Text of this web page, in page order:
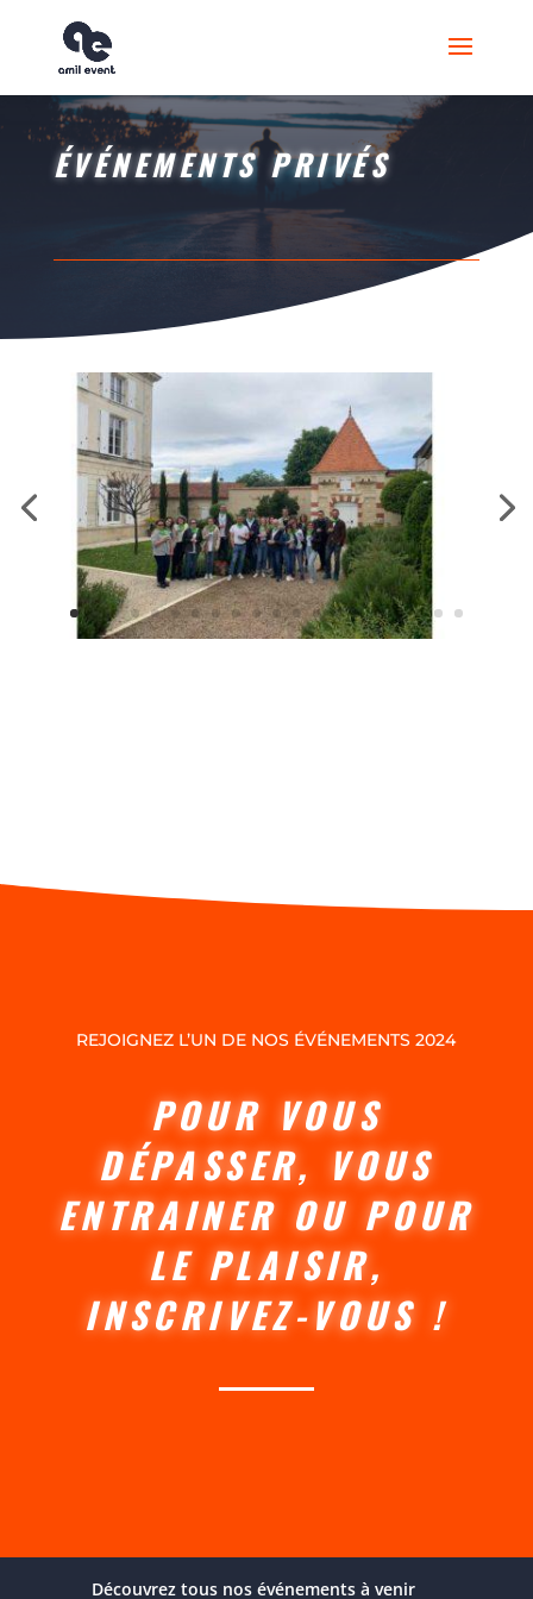
ÉVÉNEMENTS PRIVÉS
REJOIGNEZ L’UN DE NOS ÉVÉNEMENTS 2024
POUR VOUS
DÉPASSER, VOUS
ENTRAINER OU POUR
LE PLAISIR,
INSCRIVEZ-VOUS !
Découvrez tous nos événements à venir